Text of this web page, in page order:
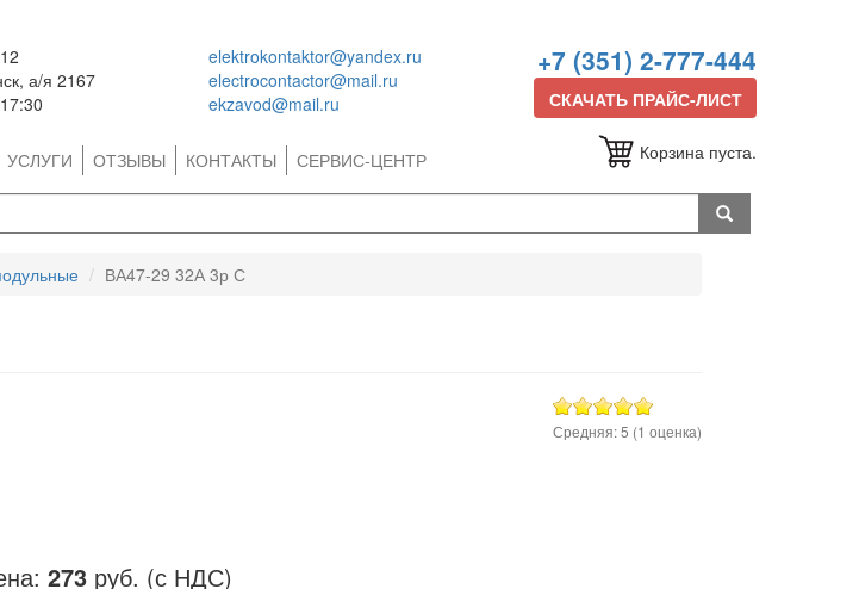
а/я 2167
elektrokontaktor@yandex.ru
electrocontactor@mail.ru
ekzavod@mail.ru
+7 (351) 2-777-444
СКАЧАТЬ ПРАЙС-ЛИСТ
УСЛУГИ ОТЗЫВЫ КОНТАКТЫ СЕРВИС-ЦЕНТР Корзина пуста.
ВА47-29 32А 3р С
273 руб. (с НДС)
Средняя:5 (1 оценка)